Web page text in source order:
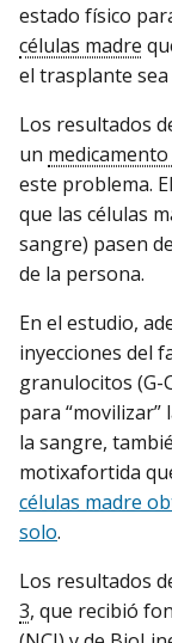
estado físico
células madre
el trasplante
Los resultados
un
este problema.
que las células
sangre) pasen
de la persona.
En el estudio,
inyecciones del
granulocitos (G-
para “movilizar”
la sangre,
motixafortida
células madre
solo.
Los resultados
3, que recibió